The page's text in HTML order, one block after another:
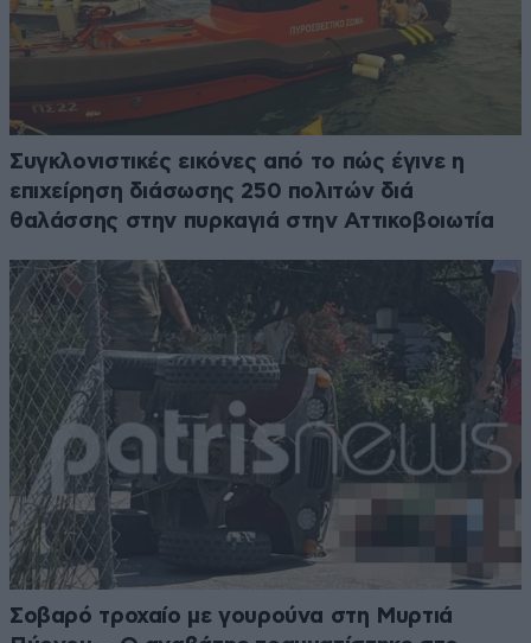
Συγκλονιστικές εικόνες από το πώς έγινε η
επιχείρηση διάσωσης 250 πολιτών διά
θαλάσσης στην πυρκαγιά στην Αττικοβοιωτία
Σοβαρό τροχαίο με γουρούνα στη Μυρτιά